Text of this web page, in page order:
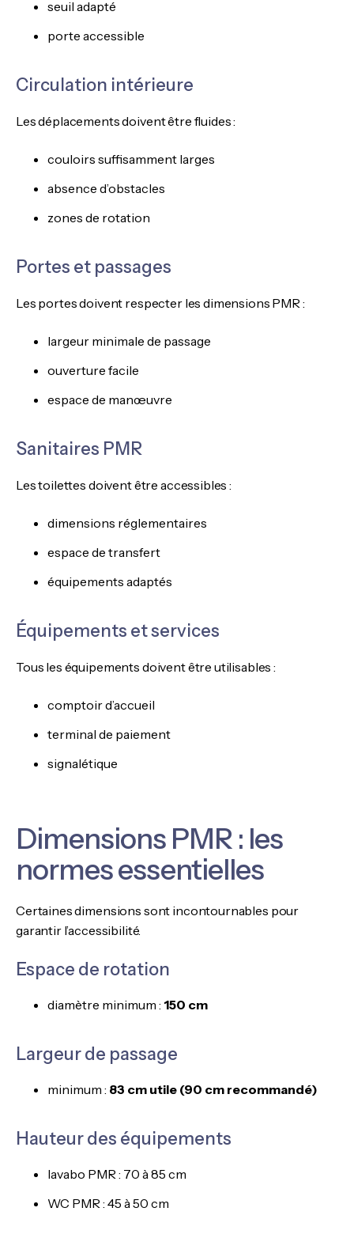
seuil adapté
porte accessible
Circulation intérieure
Les déplacements doivent être fluides :
couloirs suffisamment larges
absence d’obstacles
zones de rotation
Portes et passages
Les portes doivent respecter les dimensions PMR :
largeur minimale de passage
ouverture facile
espace de manœuvre
Sanitaires PMR
Les toilettes doivent être accessibles :
dimensions réglementaires
espace de transfert
équipements adaptés
Équipements et services
Tous les équipements doivent être utilisables :
comptoir d’accueil
terminal de paiement
signalétique
Dimensions PMR : les
normes essentielles
Certaines dimensions sont incontournables pour
garantir l’accessibilité.
Espace de rotation
diamètre minimum : 150 cm
Largeur de passage
minimum : 83 cm utile (90 cm recommandé)
Hauteur des équipements
lavabo PMR : 70 à 85 cm
WC PMR : 45 à 50 cm